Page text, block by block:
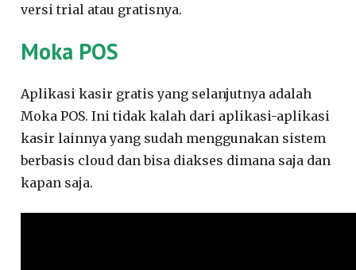
versi trial atau gratisnya.
Moka POS
Aplikasi kasir gratis yang selanjutnya adalah
Moka POS. Ini tidak kalah dari aplikasi-aplikasi
kasir lainnya yang sudah menggunakan sistem
berbasis cloud dan bisa diakses dimana saja dan
kapan saja.